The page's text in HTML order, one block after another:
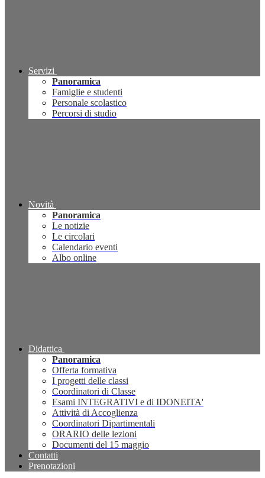
Servizi
Panoramica
Famiglie e studenti
Personale scolastico
Percorsi di studio
Novità
Panoramica
Le notizie
Le circolari
Calendario eventi
Albo online
Didattica
Panoramica
Offerta formativa
I progetti delle classi
Coordinatori di Classe
Esami INTEGRATIVI e di IDONEITA'
Attività di Accoglienza
Coordinatori Dipartimentali
ORARIO delle lezioni
Documenti del 15 maggio
Contatti
Prenotazioni